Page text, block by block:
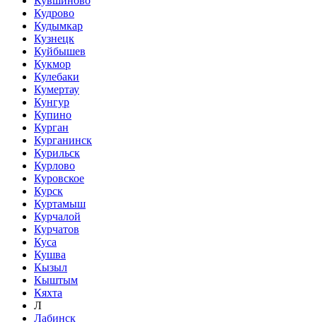
Кудрово
Кудымкар
Кузнецк
Куйбышев
Кукмор
Кулебаки
Кумертау
Кунгур
Купино
Курган
Курганинск
Курильск
Курлово
Куровское
Курск
Куртамыш
Курчалой
Курчатов
Куса
Кушва
Кызыл
Кыштым
Кяхта
Л
Лабинск